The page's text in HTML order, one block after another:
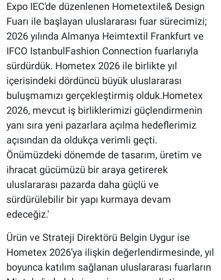
Expo IEC'de düzenlenen Hometextile& Design
Fuarı ile başlayan uluslararası fuar sürecimizi;
2026 yılında Almanya Heimtextil Frankfurt ve
IFCO IstanbulFashion Connection fuarlarıyla
sürdürdük. Hometex 2026 ile birlikte yıl
içerisindeki dördüncü büyük uluslararası
buluşmamızı gerçekleştirmiş olduk.Hometex
2026, mevcut iş birliklerimizi güçlendirmenin
yanı sıra yeni pazarlara açılma hedeflerimiz
açısından da oldukça verimli geçti.
Önümüzdeki dönemde de tasarım, üretim ve
ihracat gücümüzü bir araya getirerek
uluslararası pazarda daha güçlü ve
sürdürülebilir bir yapı kurmaya devam
edeceğiz.'
Ürün ve Strateji Direktörü Belgin Uygur ise
Hometex 2026'ya ilişkin değerlendirmesinde, yıl
boyunca katılım sağlanan uluslararası fuarların